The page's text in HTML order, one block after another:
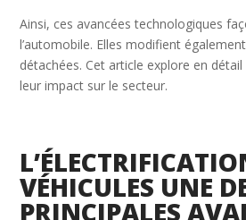
Ainsi, ces avancées technologiques
l’automobile. Elles modifient
détachées. Cet article explore en
leur impact sur le secteur.
VÉHICULES UNE
PRINCIPALES